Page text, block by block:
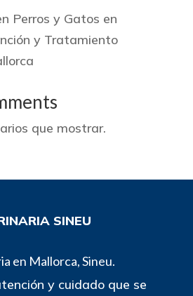
Perros y Gatos en
y Tratamiento
que mostrar.
SINEU
en Mallorca, Sineu.
y cuidado que se